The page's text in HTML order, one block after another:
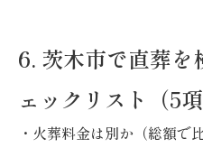
6. 茨木市で直葬を
ェックリスト（5項
・火葬料金は別か（総額で